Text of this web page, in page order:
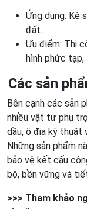
Ứng dụng: Kè
đất.
Ưu điểm: Thi
hình phức
Các sản
Bên cạnh các sản
nhiều vật tư phụ
dầu, ô địa kỹ thuật
Những sản phẩm
bảo vệ kết cấu
bộ, bền vững và
>>> Tham khảo